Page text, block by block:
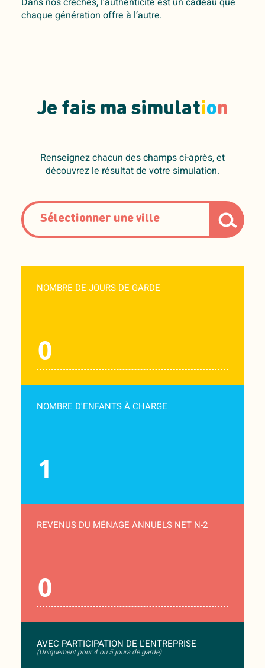
chaque génération offre à l’autre.
Je fais ma simulation
Renseignez chacun des champs ci-après, et
découvrez le résultat de votre simulation.
Sélectionner une ville
NOMBRE DE JOURS DE GARDE
NOMBRE D'ENFANTS À CHARGE
REVENUS DU MÉNAGE ANNUELS NET N-2
AVEC PARTICIPATION DE L'ENTREPRISE
(Uniquement pour 4 ou 5 jours de garde)